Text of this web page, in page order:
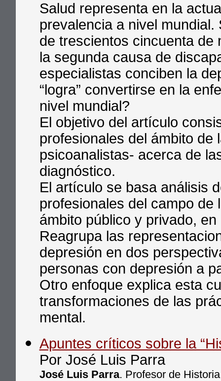
Salud representa en la
prevalencia a nivel
de trescientos cincuenta de
la segunda causa de
especialistas conciben la
“logra” convertirse en la
nivel mundial?
El objetivo del artículo
profesionales del ámbito de
psicoanalistas- acerca de
diagnóstico.
El artículo se basa análisis
profesionales del campo de
ámbito público y privado,
Reagrupa las
depresión en dos
personas con depresión a
Otro enfoque explica esta
transformaciones de las
mental.
Apuntes críticos sobre la
Por José Luis Parra
José Luis Parra. Profesor de